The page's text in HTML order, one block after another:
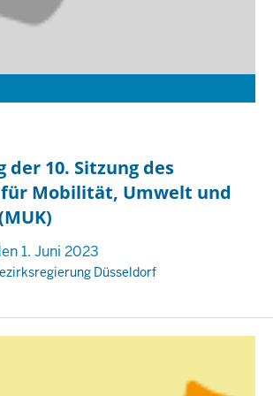
der 10. Sitzung des
für Mobilität, Umwelt und
1. Juni 2023
Düsseldorf